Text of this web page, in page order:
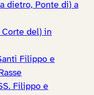
dietro, Ponte di) a
del) in
Filippo e
Filippo e